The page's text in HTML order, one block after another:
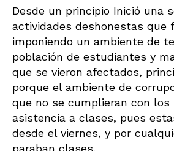
Desde un principio Inició una
actividades deshonestas que
imponiendo un ambiente de
población de estudiantes y
que se vieron afectados,
porque el ambiente de
que no se cumplieran con los
asistencia a clases, pues
desde el viernes, y por
paraban clases.